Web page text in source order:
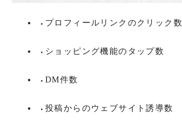
プロフィールリンクのクリック数
ショッピング機能のタップ数
DM件数
投稿からのウェブサイト誘導数